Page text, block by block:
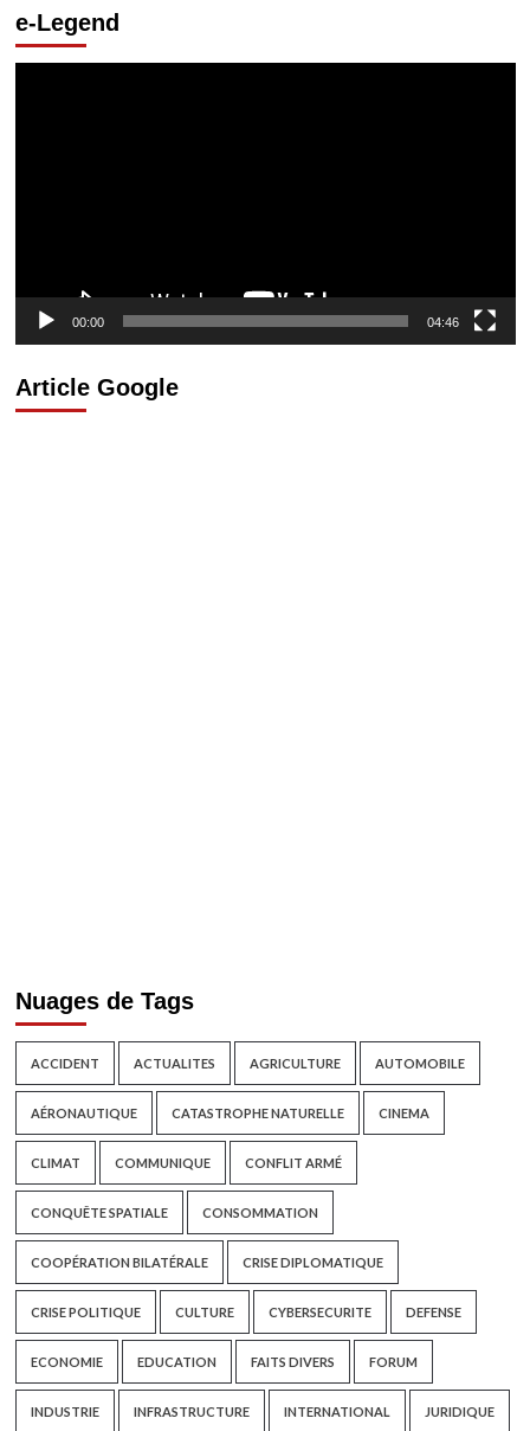
e-Legend
00:00 04:46
Article Google
Nuages de Tags
ACCIDENT ACTUALITES AGRICULTURE AUTOMOBILE
AÉRONAUTIQUE CATASTROPHE NATURELLE CINEMA
CLIMAT COMMUNIQUE CONFLIT ARMÉ
CONQUÊTE SPATIALE CONSOMMATION
COOPÉRATION BILATÉRALE CRISE DIPLOMATIQUE
CRISE POLITIQUE CULTURE CYBERSECURITE DEFENSE
ECONOMIE EDUCATION FAITS DIVERS FORUM
INDUSTRIE INFRASTRUCTURE INTERNATIONAL JURIDIQUE